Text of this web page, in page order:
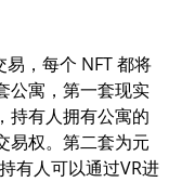
易，每个 NFT 都将
公寓，第一套现实
持有人拥有公寓的
易权。第二套为元
有人可以通过VR进